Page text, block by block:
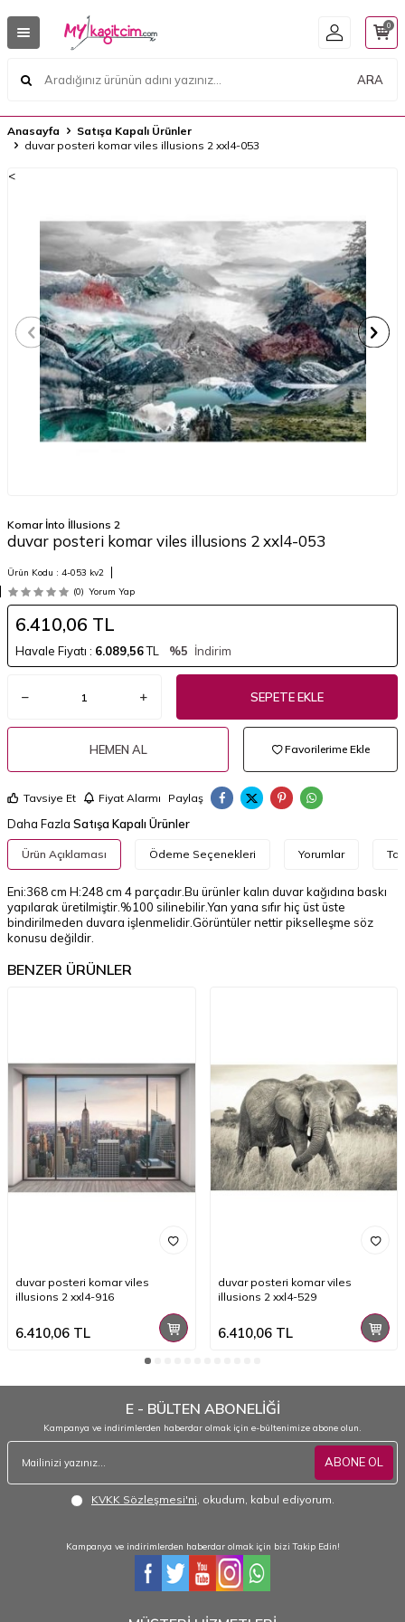
ARA
0
Anasayfa
Satışa Kapalı Ürünler
duvar posteri komar viles illusions 2 xxl4-053
<
Komar İnto İllusions 2
duvar posteri komar viles illusions 2 xxl4-053
Ürün Kodu : 4-053 kv2
(0) Yorum Yap
6.410,06 TL
Havale Fiyatı : 6.089,56TL %5 İndirim
SEPETE EKLE
HEMEN AL Favorilerime Ekle
Tavsiye Et Fiyat Alarmı Paylaş
Daha Fazla Satışa Kapalı Ürünler
Ürün Açıklaması Ödeme Seçenekleri Yorumlar
Eni:368 cm H:248 cm 4 parçadır.Bu ürünler kalın duvar kağıdına baskı
yapılarak üretilmiştir.%100 silinebilir.Yan yana sıfır hiç üst üste
bindirilmeden duvara işlenmelidir.Görüntüler nettir pikselleşme söz
konusu değildir.
BENZER ÜRÜNLER
duvar posteri komar viles
illusions 2 xxl4-916
6.410,06 TL
duvar posteri komar viles
illusions 2 xxl4-529
6.410,06TL
E - BÜLTEN ABONELİĞİ
Kampanya ve indirimlerden haberdar olmak için e-bültenimize abone olun.
ABONE OL
KVKK Sözleşmesi'ni , okudum, kabul ediyorum.
Kampanya ve indirimlerden haberdar olmak için bizi Takip Edin!